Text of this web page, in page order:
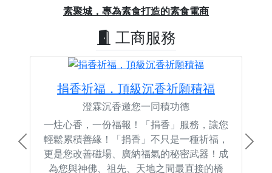
素聚城，專為素食打造的素食電商
Previous
工商服務
捐香祈福，頂級沉香祈願積福
澄霖沉香邀您一同積功德
一炷心香，一份福報！「捐香」服務，讓您
輕鬆累積善緣！「捐香」不只是一種祈福，
更是您改善磁場、廣納福氣的秘密武器！成
為您與神佛、祖先、天地之間最直接的橋
Previous Next